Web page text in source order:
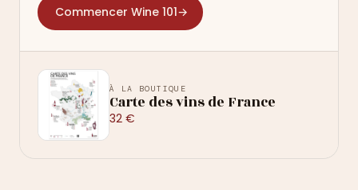
Commencer Wine 101→
À LA BOUTIQUE
Carte des vins de France
32 €